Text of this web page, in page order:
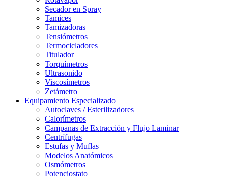
Secador en Spray
Tamices
Tamizadoras
Tensiómetros
Termocicladores
Titulador
Torquímetros
Ultrasonido
Viscosímetros
Zetámetro
Equipamiento Especializado
Autoclaves / Esterilizadores
Calorímetros
Campanas de Extracción y Flujo Laminar
Centrífugas
Estufas y Muflas
Modelos Anatómicos
Osmómetros
Potenciostato